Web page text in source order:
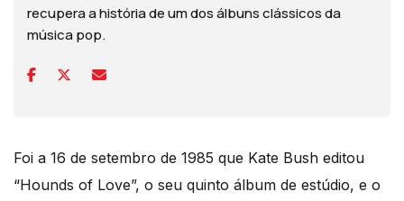
recupera a história de um dos álbuns clássicos da
música pop.
Foi a 16 de setembro de 1985 que Kate Bush editou
“Hounds of Love”, o seu quinto álbum de estúdio, e o